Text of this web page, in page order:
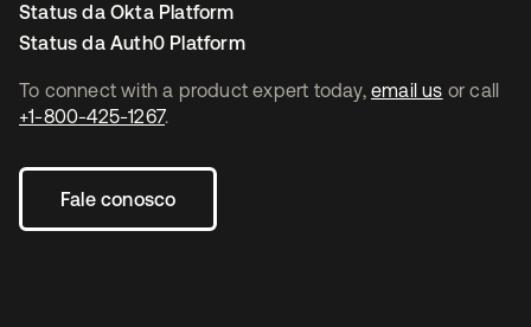
To connect with a product expert today, email us or call
+1-800-425-1267.
Fale conosco
Status da Okta Platform
Status da Auth0 Platform